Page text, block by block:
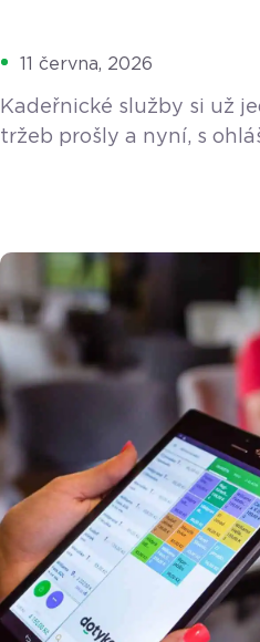
11 června, 2026
Kadeřnické služby si už
tržeb prošly a nyní, s
i kadeřnice Alžběta ze
musela řešit povinnost
druhé vlně EET, kvůli
vlasových produktů.